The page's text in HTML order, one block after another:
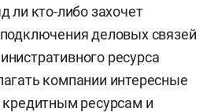
ли кто-либо захочет
деловых связей
ресурса
компании интересные
кредитным ресурсам и